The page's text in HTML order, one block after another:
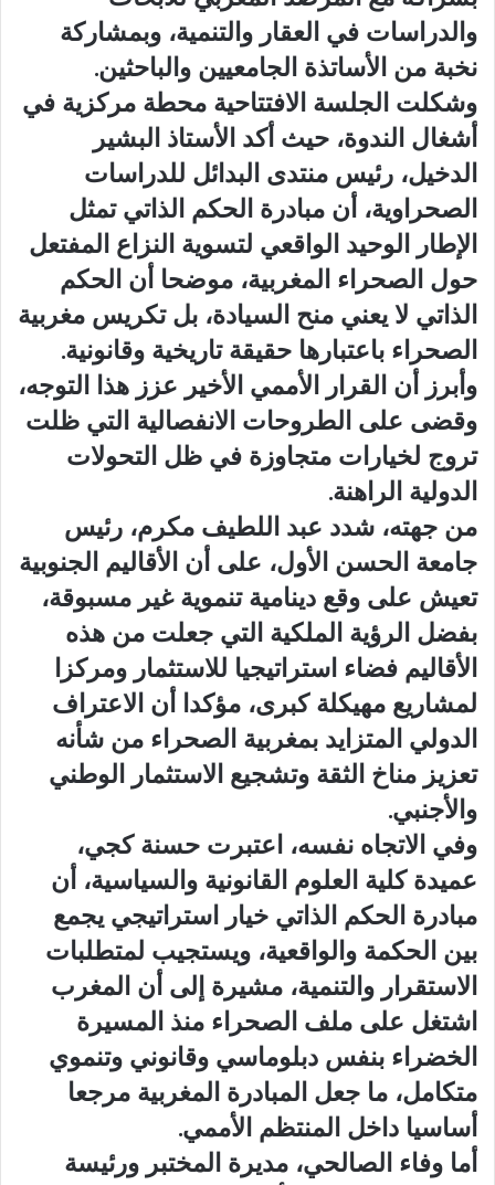
والدراسات في العقار والتنمية، وبمشاركة
نخبة من الأساتذة الجامعيين والباحثين.
وشكلت الجلسة الافتتاحية محطة مركزية في
أشغال الندوة، حيث أكد الأستاذ البشير
الدخيل، رئيس منتدى البدائل للدراسات
الصحراوية، أن مبادرة الحكم الذاتي تمثل
الإطار الوحيد الواقعي لتسوية النزاع المفتعل
حول الصحراء المغربية، موضحا أن الحكم
الذاتي لا يعني منح السيادة، بل تكريس مغربية
الصحراء باعتبارها حقيقة تاريخية وقانونية.
وأبرز أن القرار الأممي الأخير عزز هذا التوجه،
وقضى على الطروحات الانفصالية التي ظلت
تروج لخيارات متجاوزة في ظل التحولات
الدولية الراهنة.
من جهته، شدد عبد اللطيف مكرم، رئيس
جامعة الحسن الأول، على أن الأقاليم الجنوبية
تعيش على وقع دينامية تنموية غير مسبوقة،
بفضل الرؤية الملكية التي جعلت من هذه
الأقاليم فضاء استراتيجيا للاستثمار ومركزا
لمشاريع مهيكلة كبرى، مؤكدا أن الاعتراف
الدولي المتزايد بمغربية الصحراء من شأنه
تعزيز مناخ الثقة وتشجيع الاستثمار الوطني
والأجنبي.
وفي الاتجاه نفسه، اعتبرت حسنة كجي،
عميدة كلية العلوم القانونية والسياسية، أن
مبادرة الحكم الذاتي خيار استراتيجي يجمع
بين الحكمة والواقعية، ويستجيب لمتطلبات
الاستقرار والتنمية، مشيرة إلى أن المغرب
اشتغل على ملف الصحراء منذ المسيرة
الخضراء بنفس دبلوماسي وقانوني وتنموي
متكامل، ما جعل المبادرة المغربية مرجعا
أساسيا داخل المنتظم الأممي.
أما وفاء الصالحي، مديرة المختبر ورئيسة